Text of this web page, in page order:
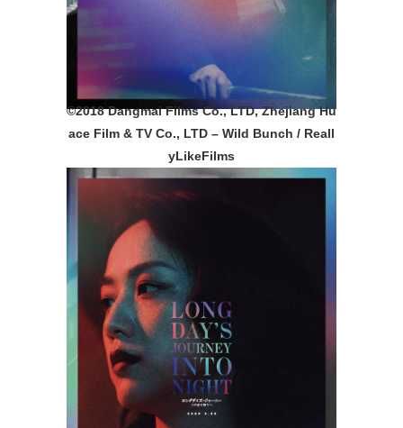
©️2018 Dangmai Films Co., LTD, Zhejiang Hu
ace Film & TV Co., LTD – Wild Bunch / Reall
yLikeFilms